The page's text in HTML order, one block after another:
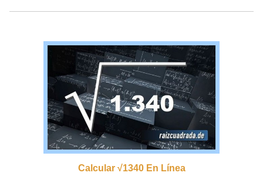
Calcular √1340 En Línea